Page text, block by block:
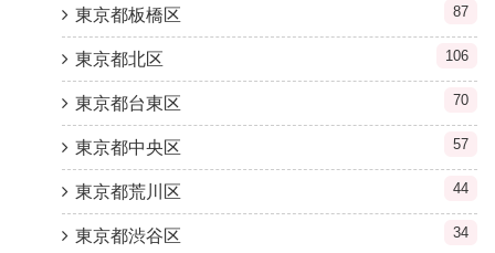
東京都板橋区 87
東京都北区 106
東京都台東区 70
東京都中央区 57
東京都荒川区 44
東京都渋谷区 34